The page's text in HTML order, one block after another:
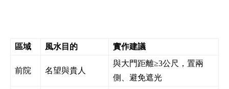
區域 風水目的 實作建議
前院 名望與貴人
與大門距離≥3公尺，置兩
側、避免遮光